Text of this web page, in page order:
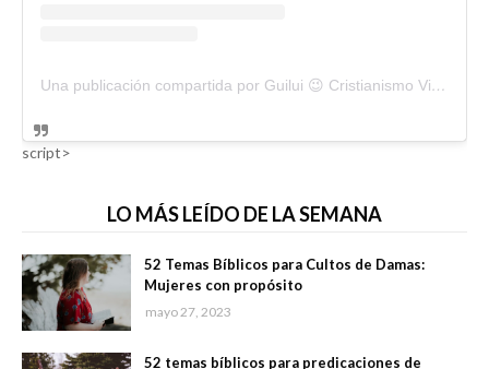
Una publicación compartida por Guilui 😉 Cristianismo Viral (@guiluiviral)
script>
LO MÁS LEÍDO DE LA SEMANA
52 Temas Bíblicos para Cultos de Damas:
Mujeres con propósito
mayo 27, 2023
52 temas bíblicos para predicaciones de